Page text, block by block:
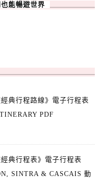
能暢遊世界
經典行程路線》電子行程表
PDF
經典行程表》電子行程表
SINTRA & CASCAIS 動